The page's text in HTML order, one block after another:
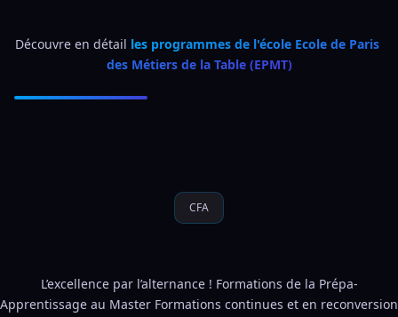
Découvre en détail les programmes de l'école Ecole de Paris
des Métiers de la Table (EPMT)
CFA
L’excellence par l’alternance ! Formations de la Prépa-
Apprentissage au Master Formations continues et en reconversion